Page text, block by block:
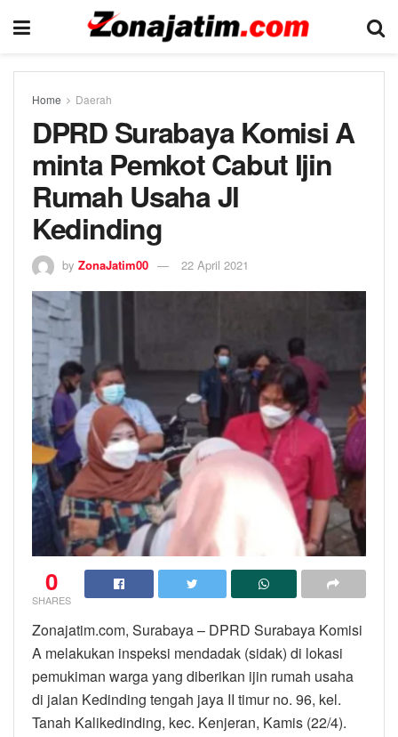
Home Daerah
DPRD Surabaya Komisi A
minta Pemkot Cabut Ijin
Rumah Usaha Jl
Kedinding
by ZonaJatim00 22 April 2021
0
SHARES
Zonajatim.com, Surabaya – DPRD Surabaya Komisi
A melakukan inspeksi mendadak (sidak) di lokasi
pemukiman warga yang diberikan ijin rumah usaha
di jalan Kedinding tengah jaya II timur no. 96, kel.
Tanah Kalikedinding, kec. Kenjeran, Kamis (22/4).